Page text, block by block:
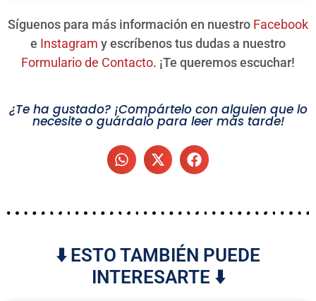
Síguenos para más información en nuestro Facebook
e Instagram y escríbenos tus dudas a nuestro
Formulario de Contacto. ¡Te queremos escuchar!
¿Te ha gustado? ¡Compártelo con alguien que lo
necesite o guárdalo para leer más tarde!
⬇️ ESTO TAMBIÉN PUEDE
INTERESARTE ⬇️